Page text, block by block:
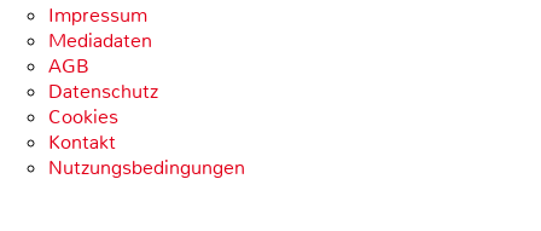
Impressum
Mediadaten
AGB
Datenschutz
Cookies
Kontakt
Nutzungsbedingungen